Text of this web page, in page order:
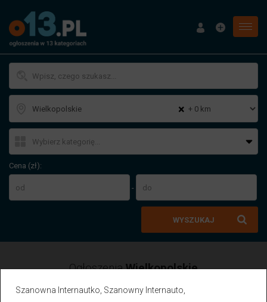
Menu
×
Cena (zł):
-
WYSZUKAJ
OgłoszeniaWielkopolskie
Prywatne Firmowe
Szanowna Internautko, Szanowny Internauto,